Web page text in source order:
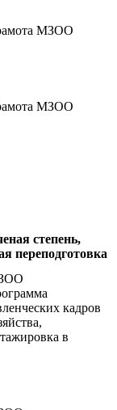
МЗОО
МЗОО
степень,
переподготовка
кадров
в